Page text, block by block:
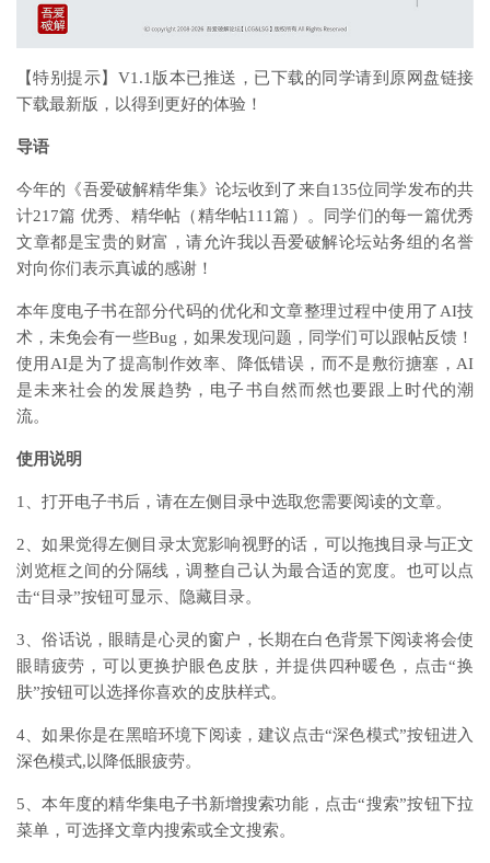
【特别提示】V1.1版本已推送，已下载的同学请到原网盘链接
下载最新版，以得到更好的体验！
导语
今年的《吾爱破解精华集》论坛收到了来自135位同学发布的共
计217篇 优秀、精华帖（精华帖111篇）。同学们的每一篇优秀
文章都是宝贵的财富，请允许我以吾爱破解论坛站务组的名誉
对向你们表示真诚的感谢！
本年度电子书在部分代码的优化和文章整理过程中使用了AI技
术，未免会有一些Bug，如果发现问题，同学们可以跟帖反馈！
使用AI是为了提高制作效率、降低错误，而不是敷衍搪塞，AI
是未来社会的发展趋势，电子书自然而然也要跟上时代的潮
流。
使用说明
1、打开电子书后，请在左侧目录中选取您需要阅读的文章。
2、如果觉得左侧目录太宽影响视野的话，可以拖拽目录与正文
浏览框之间的分隔线，调整自己认为最合适的宽度。也可以点
击“目录”按钮可显示、隐藏目录。
3、俗话说，眼睛是心灵的窗户，长期在白色背景下阅读将会使
眼睛疲劳，可以更换护眼色皮肤，并提供四种暖色，点击“换
肤”按钮可以选择你喜欢的皮肤样式。
4、如果你是在黑暗环境下阅读，建议点击“深色模式”按钮进入
深色模式,以降低眼疲劳。
5、本年度的精华集电子书新增搜索功能，点击“搜索”按钮下拉
菜单，可选择文章内搜索或全文搜索。